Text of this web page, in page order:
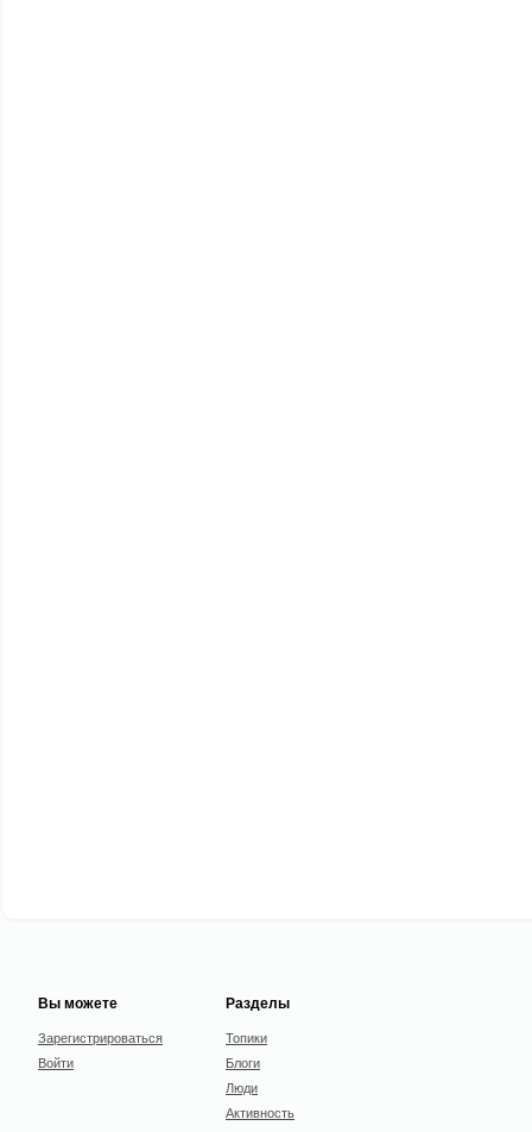
Вы можете
Зарегистрироваться
Войти
Разделы
Топики
Блоги
Люди
Активность